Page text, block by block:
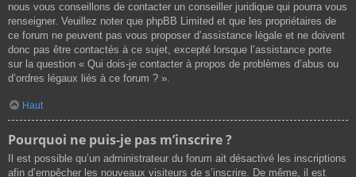
nous vous conseillons de contacter un conseiller juridique qui pourra vous
renseigner. Veuillez noter que phpBB Limited et que les propriétaires de
ce forum ne peuvent pas vous proposer d’assistance légale et ne doivent
donc pas être contactés à ce sujet, excepté lorsque l’assistance porte
sur la question « Qui dois-je contacter à propos de problèmes d’abus ou
d’ordres légaux liés à ce forum ? ».
Haut
Pourquoi ne puis-je pas m’inscrire ?
Il est possible qu’un administrateur du forum ait désactivé les inscriptions
afin d’empêcher les nouveaux visiteurs de s’inscrire. De même, il est